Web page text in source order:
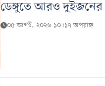
ডেঙ্গুতে আরও দুইজনের
০৫ আগস্ট, ২০২৬ ১০:১৭ অপরাহ্ন